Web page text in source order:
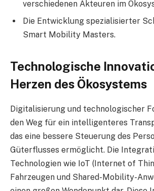
verschiedenen Akteuren im
Die Entwicklung spezialisierter
Smart Mobility Masters.
Technologische
Herzen des Ökosystems
Digitalisierung und technologischer
den Weg für ein intelligenteres
das eine bessere Steuerung des
Güterflusses ermöglicht. Die
Technologien wie IoT (Internet of
Fahrzeugen und Shared-Mobility-